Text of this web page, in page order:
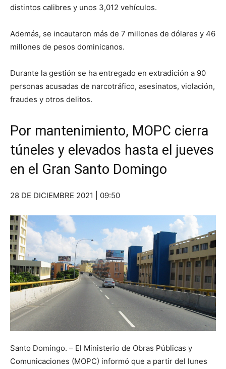
distintos calibres y unos 3,012 vehículos.
Además, se incautaron más de 7 millones de dólares y 46
millones de pesos dominicanos.
Durante la gestión se ha entregado en extradición a 90
personas acusadas de narcotráfico, asesinatos, violación,
fraudes y otros delitos.
Por mantenimiento, MOPC cierra
túneles y elevados hasta el jueves
en el Gran Santo Domingo
28 DE DICIEMBRE 2021 | 09:50
Santo Domingo. – El Ministerio de Obras Públicas y
Comunicaciones (MOPC) informó que a partir del lunes